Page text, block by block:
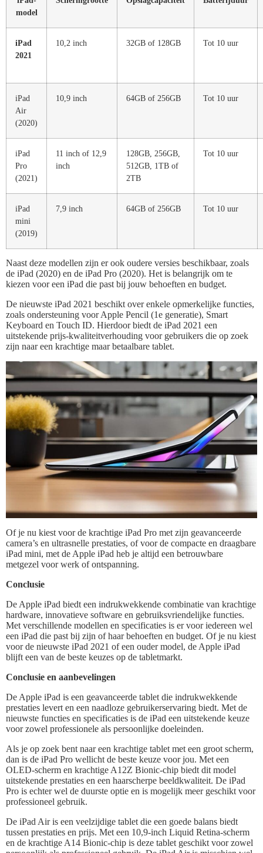
model
iPad
2021
10,2 inch 32GB of 128GB Tot 10 uur
iPad
Air
(2020)
10,9 inch 64GB of 256GB Tot 10 uur
iPad
Pro
(2021)
11 inch of 12,9
inch
128GB, 256GB,
512GB, 1TB of
2TB
Tot 10 uur
iPad
mini
(2019)
7,9 inch 64GB of 256GB Tot 10 uur
Naast deze modellen zijn er ook oudere versies beschikbaar, zoals
de iPad (2020) en de iPad Pro (2020). Het is belangrijk om te
kiezen voor een iPad die past bij jouw behoeften en budget.
De nieuwste iPad 2021 beschikt over enkele opmerkelijke functies,
zoals ondersteuning voor Apple Pencil (1e generatie), Smart
Keyboard en Touch ID. Hierdoor biedt de iPad 2021 een
uitstekende prijs-kwaliteitverhouding voor gebruikers die op zoek
zijn naar een krachtige maar betaalbare tablet.
Of je nu kiest voor de krachtige iPad Pro met zijn geavanceerde
camera’s en ultrasnelle prestaties, of voor de compacte en draagbare
iPad mini, met de Apple iPad heb je altijd een betrouwbare
metgezel voor werk of ontspanning.
Conclusie
De Apple iPad biedt een indrukwekkende combinatie van krachtige
hardware, innovatieve software en gebruiksvriendelijke functies.
Met verschillende modellen en specificaties is er voor iedereen wel
een iPad die past bij zijn of haar behoeften en budget. Of je nu kiest
voor de nieuwste iPad 2021 of een ouder model, de Apple iPad
blijft een van de beste keuzes op de tabletmarkt.
Conclusie en aanbevelingen
De Apple iPad is een geavanceerde tablet die indrukwekkende
prestaties levert en een naadloze gebruikerservaring biedt. Met de
nieuwste functies en specificaties is de iPad een uitstekende keuze
voor zowel professionele als persoonlijke doeleinden.
Als je op zoek bent naar een krachtige tablet met een groot scherm,
dan is de iPad Pro wellicht de beste keuze voor jou. Met een
OLED-scherm en krachtige A12Z Bionic-chip biedt dit model
uitstekende prestaties en een haarscherpe beeldkwaliteit. De iPad
Pro is echter wel de duurste optie en is mogelijk meer geschikt voor
professioneel gebruik.
De iPad Air is een veelzijdige tablet die een goede balans biedt
tussen prestaties en prijs. Met een 10,9-inch Liquid Retina-scherm
en de krachtige A14 Bionic-chip is deze tablet geschikt voor zowel